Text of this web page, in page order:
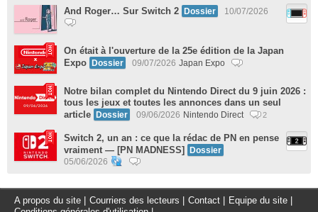
And Roger… Sur Switch 2 Dossier 10/07/2026
On était à l'ouverture de la 25e édition de la Japan
Expo Dossier 09/07/2026 Japan Expo
Notre bilan complet du Nintendo Direct du 9 juin 2026 :
tous les jeux et toutes les annonces dans un seul
article Dossier 09/06/2026 Nintendo Direct 2
Switch 2, un an : ce que la rédac de PN en pense
vraiment — [PN MADNESS]
Dossier
05/06/2026
A propos du site Courriers des lecteurs Contact Equipe du site